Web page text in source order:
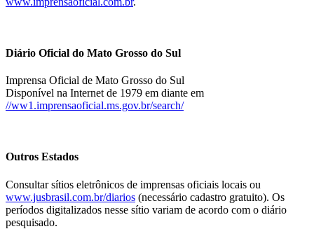
Diário Oficial do Mato Grosso do Sul
Imprensa Oficial de Mato Grosso do Sul
Disponível na Internet de 1979 em diante em
//ww1.imprensaoficial.ms.gov.br/search/
Outros Estados
Consultar sítios eletrônicos de imprensas oficiais locais ou
www.jusbrasil.com.br/diarios (necessário cadastro gratuito). Os
períodos digitalizados nesse sítio variam de acordo com o diário
pesquisado.